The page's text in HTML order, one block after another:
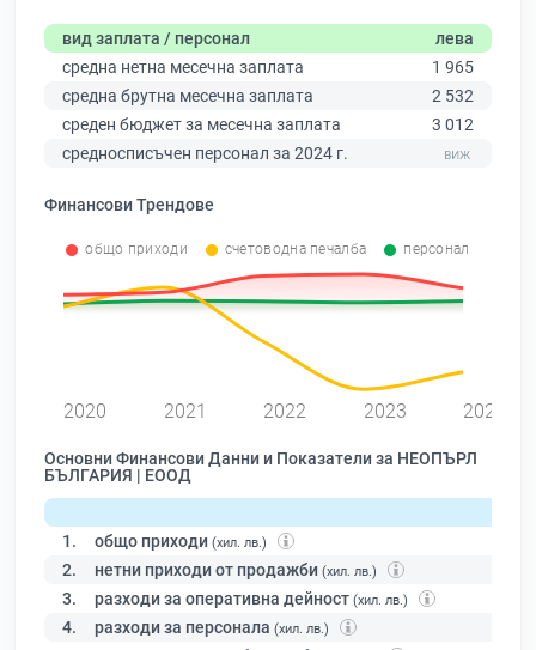
вид заплата / персонал
лева
средна нетна месечна заплата
1 965
средна брутна месечна заплата
2 532
среден бюджет за месечна заплата
3 012
средносписъчен персонал за 2024 г.
Финансови Трендове
общо приходи счетоводна печалба персонал
2020 2021 2022 2023 2024
Основни Финансови Данни и Показатели за НЕОПЪРЛ
БЪЛГАРИЯ | ЕООД
1. общо приходи (хил. лв.)
2. нетни приходи от продажби (хил. лв.)
3. разходи за оперативна дейност (хил. лв.)
4. разходи за персонала (хил. лв.)